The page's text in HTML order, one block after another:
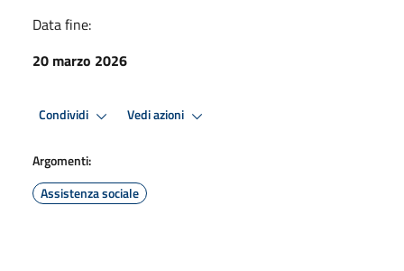
Data fine:
20 marzo 2026
Condividi Vedi azioni
Argomenti:
Assistenza sociale